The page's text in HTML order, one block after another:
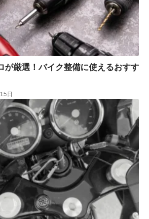
が厳選！バイク整備に使えるおすす
日